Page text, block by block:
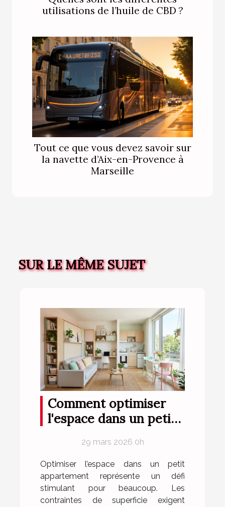
utilisations de l’huile de CBD ?
Tout ce que vous devez savoir sur
la navette d’Aix-en-Provence à
Marseille
SUR LE MÊME SUJET
Comment optimiser
l'espace dans un petit
29 mars 2026 0h
Optimiser l’espace dans un petit
appartement représente un défi
stimulant pour beaucoup. Les
contraintes de superficie exigent